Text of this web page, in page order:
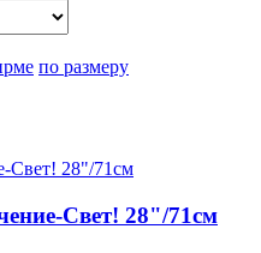
по размеру
Свет! 28"/71см